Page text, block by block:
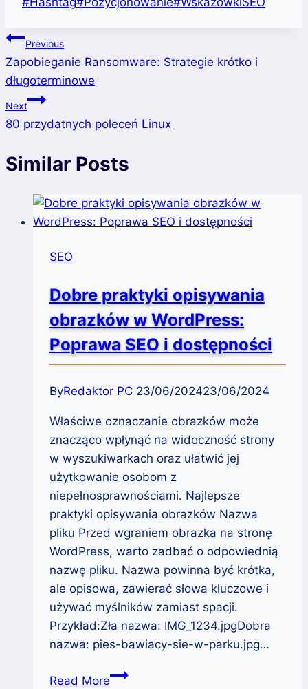
Post
navigation
Previous
Zapobieganie Ransomware: Strategie krótko i
długoterminowe
Next
80 przydatnych poleceń Linux
Similar Posts
SEO
Dobre praktyki opisywania
obrazków w WordPress:
Poprawa SEO i dostępności
ByRedaktor PC 23/06/202423/06/2024
Właściwe oznaczanie obrazków może
znacząco wpłynąć na widoczność strony
w wyszukiwarkach oraz ułatwić jej
użytkowanie osobom z
niepełnosprawnościami. Najlepsze
praktyki opisywania obrazków Nazwa
pliku Przed wgraniem obrazka na stronę
WordPress, warto zadbać o odpowiednią
nazwę pliku. Nazwa powinna być krótka,
ale opisowa, zawierać słowa kluczowe i
używać myślników zamiast spacji.
Przykład:Zła nazwa: IMG_1234.jpgDobra
nazwa: pies-bawiacy-sie-w-parku.jpg…
Read MoreDobre